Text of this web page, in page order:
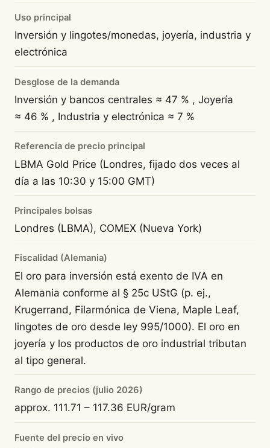
Uso principal
Inversión y lingotes/monedas, joyería, industria y
electrónica
Desglose de la demanda
Inversión y bancos centrales ≈ 47 % , Joyería
≈ 46 % , Industria y electrónica ≈ 7 %
Referencia de precio principal
LBMA Gold Price (Londres, fijado dos veces al
día a las 10:30 y 15:00 GMT)
Principales bolsas
Londres (LBMA), COMEX (Nueva York)
Fiscalidad (Alemania)
El oro para inversión está exento de IVA en
Alemania conforme al § 25c UStG (p. ej.,
Krugerrand, Filarmónica de Viena, Maple Leaf,
lingotes de oro desde ley 995/1000). El oro en
joyería y los productos de oro industrial tributan
al tipo general.
Rango de precios (julio 2026)
approx. 111.71 – 117.36 EUR/gram
Fuente del precio en vivo